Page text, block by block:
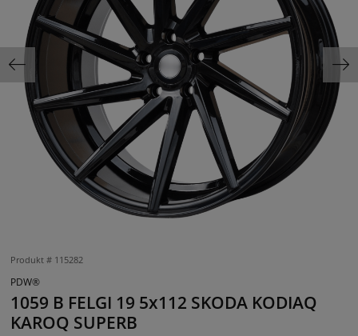
Produkt # 115282
PDW®
1059 B FELGI 19 5x112 SKODA KODIAQ
KAROQ SUPERB